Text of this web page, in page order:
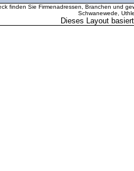
finden Sie Firmenadressen, Branchen und
Schwanewede,
Dieses Layout